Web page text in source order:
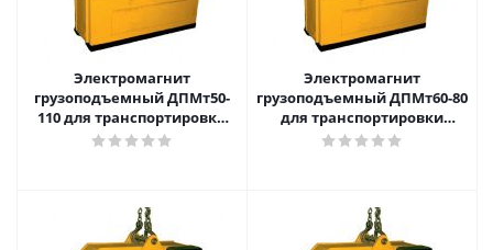
Электромагнит
грузоподъемный ДПМт50-
110 для транспортировки
связок труб, арматурного
Электромагнит
грузоподъемный ДПМт60-80
для транспортировки
связок труб, арматурного